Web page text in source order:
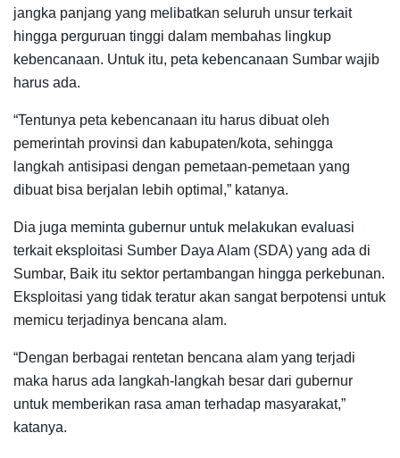
jangka panjang yang melibatkan seluruh unsur terkait
hingga perguruan tinggi dalam membahas lingkup
kebencanaan. Untuk itu, peta kebencanaan Sumbar wajib
harus ada.
“Tentunya peta kebencanaan itu harus dibuat oleh
pemerintah provinsi dan kabupaten/kota, sehingga
langkah antisipasi dengan pemetaan-pemetaan yang
dibuat bisa berjalan lebih optimal,” katanya.
Dia juga meminta gubernur untuk melakukan evaluasi
terkait eksploitasi Sumber Daya Alam (SDA) yang ada di
Sumbar, Baik itu sektor pertambangan hingga perkebunan.
Eksploitasi yang tidak teratur akan sangat berpotensi untuk
memicu terjadinya bencana alam.
“Dengan berbagai rentetan bencana alam yang terjadi
maka harus ada langkah-langkah besar dari gubernur
untuk memberikan rasa aman terhadap masyarakat,”
katanya.